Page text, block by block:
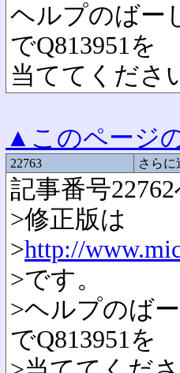
ヘルプのばー
でQ813951を
当ててくださ
▲このページ
22763 さらに
記事番号
>修正版は
>http://
>です。
>ヘルプのば
でQ813951を